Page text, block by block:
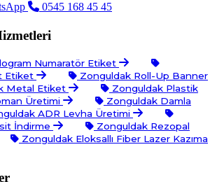
0545 168 45 45
Numaratör Etiket
Etiket
Zonguldak Roll-Up Banner
Metal Etiket
Zonguldak Plastik
Üretimi
Zonguldak Damla
ADR Levha Üretimi
İndirme
Zonguldak Rezopal
Zonguldak Eloksallı Fiber Lazer Kazıma